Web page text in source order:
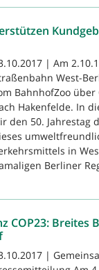
| Am
West-
BahnhofZoo
Hakenfelde. In
den 50. Jahrestag
in
Berliner
COP23: Breites
|